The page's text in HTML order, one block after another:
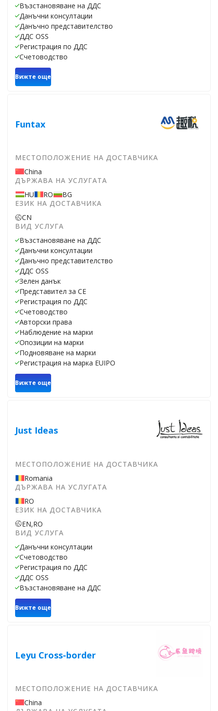
Възстановяване на ДДС
Данъчни консултации
Данъчно представителство
ДДС OSS
Регистрация по ДДС
Счетоводство
Вижте още
Funtax
МЕСТОПОЛОЖЕНИЕ НА ДОСТАВЧИКА
China
ДЪРЖАВА НА УСЛУГАТА
HU
RO
BG
ЕЗИК НА ДОСТАВЧИКА
CN
ВИД УСЛУГА
Възстановяване на ДДС
Данъчни консултации
Данъчно представителство
ДДС OSS
Зелен данък
Представител за CE
Регистрация по ДДС
Счетоводство
Авторски права
Наблюдение на марки
Опозиции на марки
Подновяване на марки
Регистрация на марка EUIPO
Вижте още
Just Ideas
МЕСТОПОЛОЖЕНИЕ НА ДОСТАВЧИКА
Romania
ДЪРЖАВА НА УСЛУГАТА
RO
ЕЗИК НА ДОСТАВЧИКА
EN,RO
ВИД УСЛУГА
Данъчни консултации
Счетоводство
Регистрация по ДДС
ДДС OSS
Възстановяване на ДДС
Вижте още
Leyu Cross-border
МЕСТОПОЛОЖЕНИЕ НА ДОСТАВЧИКА
China